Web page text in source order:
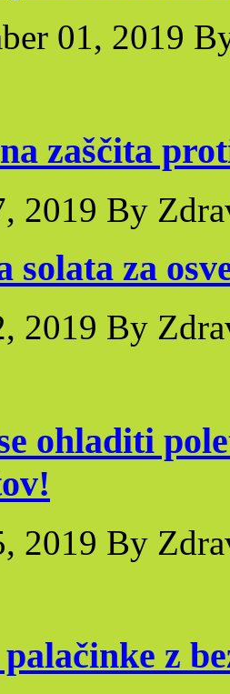
01, 2019
zaščita
2019 By
solata za
2019 By
ohladiti
2019 By
z